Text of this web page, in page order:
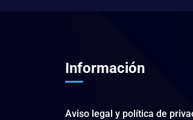
Información
Aviso legal y política de